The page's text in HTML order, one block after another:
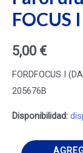
FOCUS
5,00 €
FORDFOCUS I
205676B
Disponibilidad:
Farol